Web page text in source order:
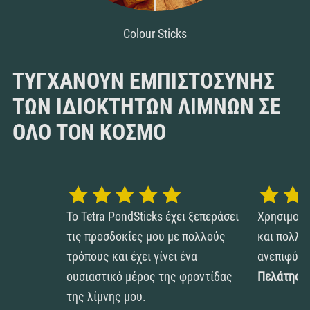
Colour Sticks
ΤΥΓΧΆΝΟΥΝ ΕΜΠΙΣΤΟΣΎΝΗΣ
ΤΩΝ ΙΔΙΟΚΤΗΤΏΝ ΛΙΜΝΏΝ ΣΕ
ΌΛΟ ΤΟΝ ΚΌΣΜΟ
1 2 3 4 5
Το Tetra PondSticks έχει ξεπεράσει
τις προσδοκίες μου με πολλούς
τρόπους και έχει γίνει ένα
ουσιαστικό μέρος της φροντίδας
της λίμνης μου.
1 2
και
Πελάτης